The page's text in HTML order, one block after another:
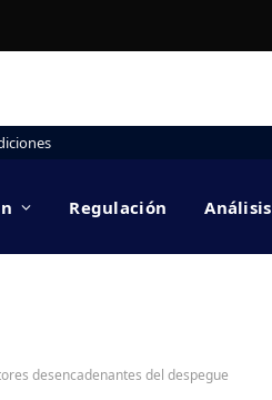
Regulación Análisis
desencadenantes del despegue